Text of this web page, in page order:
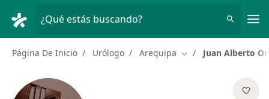
¿Qué estás buscando?
Página De Inicio Urólogo Arequipa Cambiar de ciudad
Juan Alberto